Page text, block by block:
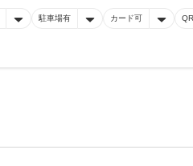
駐車場有 カード可